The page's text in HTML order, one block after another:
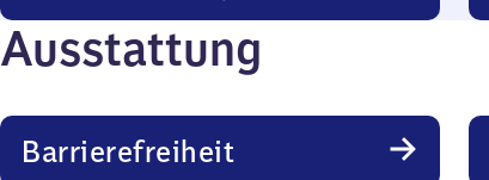
Ausstattung
Barrierefreiheit